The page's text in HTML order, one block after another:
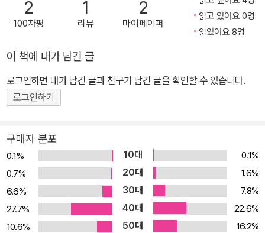
되살린 또렷한 작화, 남녀노소 누구나 쉽고 재미있게 역사 속으로 빠
져들게 하는 만화적 흡인력까지 ‘Korea’의 원조, 한반도 최초의 통일
시백의 만화로 생생히 되살아난다! 350만 독자가 환호한 《박시백의
조선왕조실록》에 이은 또 하나의 正史, 《박시백의 고려사》 완간 -
모두가 기다려온 또 하나의 정통 역사 만화, 애독자들의 뜨거운 응답
과 성원 2003년 1권 출간을 시작으로 2013년 20권 완간까지 무려 1
실록》은 범접할 수 없는 사실 고증과 작가주의적 노련미가 느껴지는
단단한 구성, 명쾌한 자기만의 역사적 시각을 통해 조선왕조 500년
역사를 생생하게 되살렸다는 평을 받으며 우리나라 역사 만화의 전범
(典範)으로 자리 잡았다. 지식과 재미를 적절히 조화해 온 가족이 함
께 읽는 교양만화로서 출간 이후 오늘날까지 무려 350만 부라는 판
매 부수를 기록하며 ‘신뢰성과 재미를 모두 잡은 역사 만화’의 새 지평
2
100자평
1
리뷰
2
마이페이퍼
읽고 있어요 0명
읽었어요 8명
이 책에 내가 남긴 글
로그인하면 내가 남긴 글과 친구가 남긴 글을 확인할 수 있습니다.
로그인하기
구매자 분포
0.1% 10대
0.1%
0.7%
20대
1.6%
6.6%
30대
7.8%
27.7%
40대
22.6%
10.6%
50대
16.2%